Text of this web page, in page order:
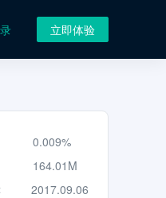
立即体验
0.009%
164.01M
: 2017.09.06